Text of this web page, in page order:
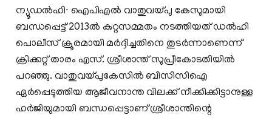
ന്യൂഡൽഹി∙ ഐപിഎൽ വാതുവയ്പു കേസുമായി
ബന്ധപ്പെട്ട് 2013ൽ കുറ്റസമ്മതം നടത്തിയത് ഡൽഹി
പൊലീസ് ക്രൂരമായി മർദ്ദിച്ചതിനെ തുടർന്നാണെന്ന്
ക്രിക്കറ്റ് താരം എസ്. ശ്രീശാന്ത് സുപ്രീകോടതിയിൽ
പറഞ്ഞു. വാതുവയ്പുകേസിൽ ബിസിസിഐ
ഏർപ്പെടുത്തിയ ആജീവനാന്ത വിലക്ക് നീക്കിക്കിട്ടാനുള്ള
ഹർജിയുമായി ബന്ധപ്പെട്ടാണ് ശ്രീശാന്തിന്റെ